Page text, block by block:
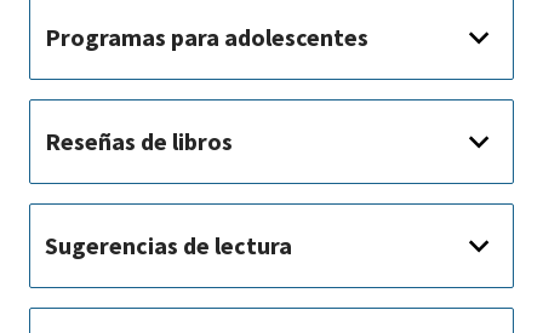
Programas para adolescentes
Reseñas de libros
Sugerencias de lectura